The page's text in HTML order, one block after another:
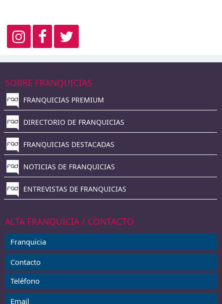
SOBRE FRANQUICIAS
FRANQUICIAS PREMIUM
DIRECTORIO DE FRANQUICIAS
FRANQUICIAS DESTACADAS
NOTICIAS DE FRANQUICIAS
ENTREVISTAS DE FRANQUICIAS
ALTA FRANQUICIA / CONTACTO